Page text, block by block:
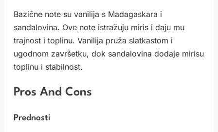
Bazične note su vanilija s Madagaskara i
sandalovina. Ove note istražuju miris i daju mu
trajnost i toplinu. Vanilija pruža slatkastom i
ugodnom završetku, dok sandalovina dodaje mirisu
toplinu i stabilnost.
Pros And Cons
Prednosti